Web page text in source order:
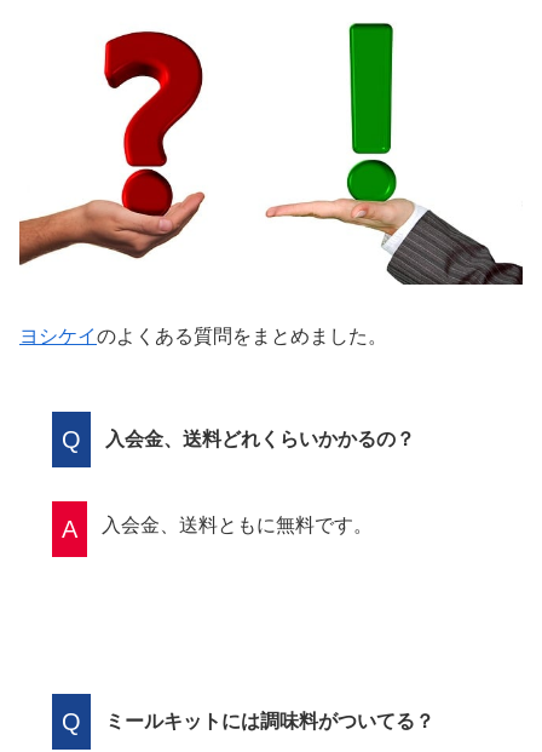
ヨシケイのよくある質問をまとめました。
Q 入会金、送料どれくらいかかるの？
A 入会金、送料ともに無料です。
Q ミールキットには調味料がついてる？